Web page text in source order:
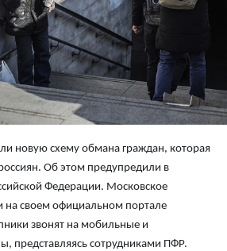
новую схему обмана граждан, которая
Об этом предупредили в
Федерации. Московское
на своем официальном портале
звонят на мобильные и
представляясь сотрудниками ПФР.